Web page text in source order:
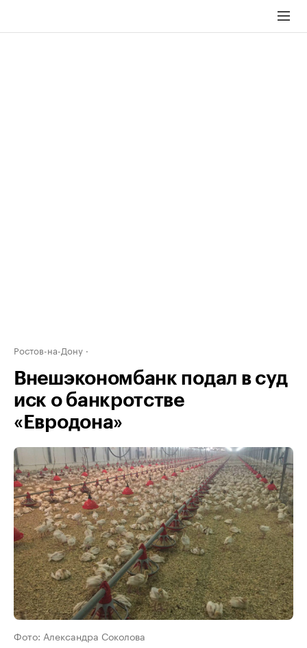
Ростов-на-Дону
Внешэкономбанк подал в суд
иск о банкротстве
«Евродона»
Фото: Александра Соколова